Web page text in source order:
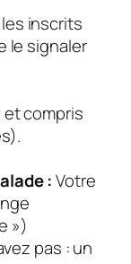
inscrits
le signaler
et compris
:Votre
»)
pas : un